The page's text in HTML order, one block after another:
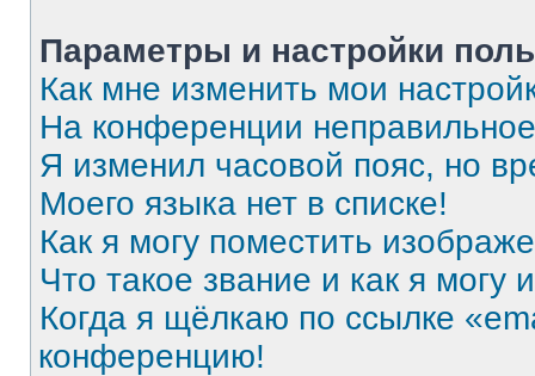
Параметры и настройки
Как мне изменить мои
На конференции
Я изменил часовой пояс, но
Моего языка нет в списке!
Как я могу поместить
Что такое звание и как я могу
Когда я щёлкаю по ссылке
конференцию!